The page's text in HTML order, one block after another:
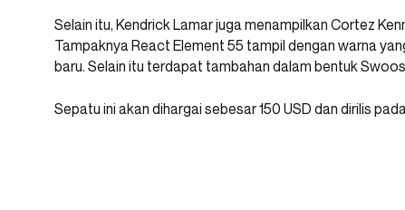
Selain itu, Kendrick Lamar juga menampilkan Cortez
Tampaknya React Element 55 tampil dengan warna
baru. Selain itu terdapat tambahan dalam bentuk
Sepatu ini akan dihargai sebesar 150 USD dan dirilis